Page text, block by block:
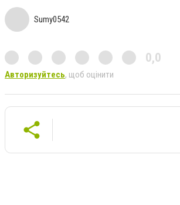
Sumy0542
0,0
Авторизуйтесь, щоб оцінити